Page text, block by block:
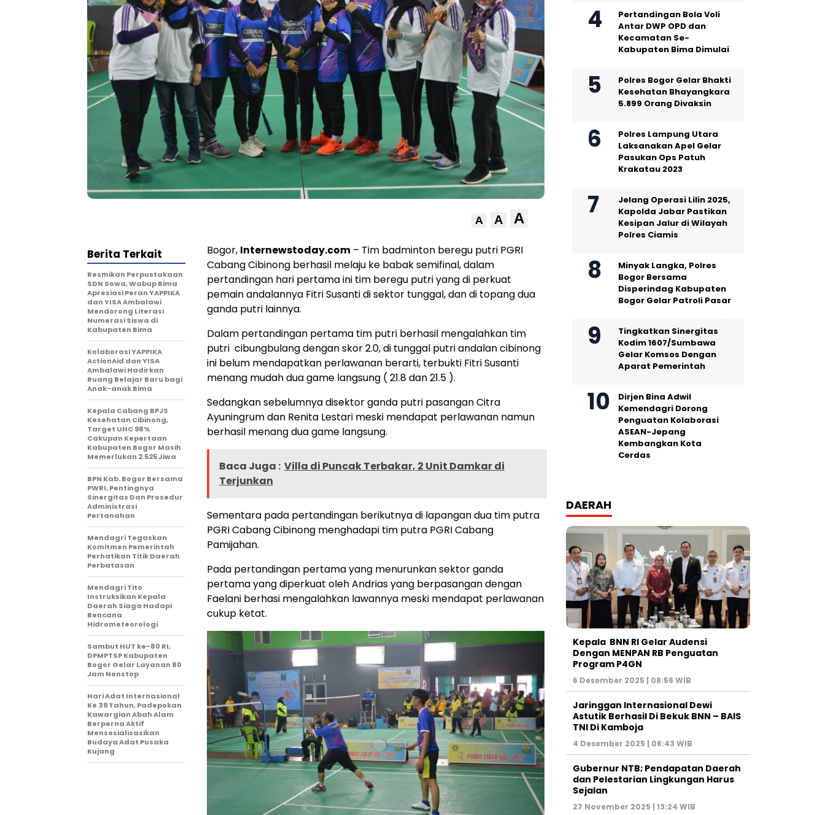
A A A
Bogor, Internewstoday.com – Tim badminton beregu putri PGRI
Cabang Cibinong berhasil melaju ke babak semifinal, dalam
pertandingan hari pertama ini tim beregu putri yang di perkuat
pemain andalannya Fitri Susanti di sektor tunggal, dan di topang dua
ganda putri lainnya.
Dalam pertandingan pertama tim putri berhasil mengalahkan tim
putri cibungbulang dengan skor 2.0, di tunggal putri andalan cibinong
ini belum mendapatkan perlawanan berarti, terbukti Fitri Susanti
menang mudah dua game langsung ( 21.8 dan 21.5 ).
Sedangkan sebelumnya disektor ganda putri pasangan Citra
Ayuningrum dan Renita Lestari meski mendapat perlawanan namun
berhasil menang dua game langsung.
Baca Juga : Villa di Puncak Terbakar, 2 Unit Damkar di
Terjunkan
Sementara pada pertandingan berikutnya di lapangan dua tim putra
PGRI Cabang Cibinong menghadapi tim putra PGRI Cabang
Pamijahan.
Pada pertandingan pertama yang menurunkan sektor ganda
pertama yang diperkuat oleh Andrias yang berpasangan dengan
Faelani berhasi mengalahkan lawannya meski mendapat perlawanan
cukup ketat.
Berita Terkait
Resmikan Perpustakaan
SDN Sowa, Wabup Bima
Apresiasi Peran YAPPIKA
dan YISA Ambalawi
Mendorong Literasi
Numerasi Siswa di
Kabupaten Bima
Kolaborasi YAPPIKA
ActionAid dan YISA
Ambalawi Hadirkan
Ruang Belajar Baru bagi
Anak-anak Bima
Kepala Cabang BPJS
Kesehatan Cibinong,
Target UHC 98%
Cakupan Kepertaan
Kabupaten Bogor Masih
Memerlukan 2.525 Jiwa
BPN Kab. Bogor Bersama
PWRI, Pentingnya
Sinergitas Dan Prosedur
Administrasi
Pertanahan
Mendagri Tegaskan
Komitmen Pemerintah
Perhatikan Titik Daerah
Perbatasan
Mendagri Tito
Instruksikan Kepala
Daerah Siaga Hadapi
Bencana
Hidrometeorologi
Sambut HUT ke-80 RI,
DPMPTSP Kabupaten
Bogor Gelar Layanan 80
Jam Nonstop
Hari Adat Internasional
Ke 39 Tahun, Padepokan
Kawargian Abah Alam
Berperna Aktif
Mensosialisasikan
Budaya Adat Pusaka
Kujang
Pertandingan Bola Voli
Antar DWP OPD dan
Kecamatan Se-
Kabupaten Bima Dimulai
Polres Bogor Gelar Bhakti
Kesehatan Bhayangkara
5.899 Orang Divaksin
Polres Lampung Utara
Laksanakan Apel Gelar
Pasukan Ops Patuh
Krakatau 2023
Jelang Operasi Lilin 2025,
Kapolda Jabar Pastikan
Kesipan Jalur di Wilayah
Polres Ciamis
Minyak Langka, Polres
Bogor Bersama
Disperindag Kabupaten
Bogor Gelar Patroli Pasar
Tingkatkan Sinergitas
Kodim 1607/Sumbawa
Gelar Komsos Dengan
Aparat Pemerintah
Dirjen Bina Adwil
Kemendagri Dorong
Penguatan Kolaborasi
ASEAN-Jepang
Kembangkan Kota
Cerdas
DAERAH
Kepala BNN RI Gelar Audensi
Dengan MENPAN RB Penguatan
Program P4GN
6 Desember 2025 | 08:56 WIB
Jaringgan Internasional Dewi
Astutik Berhasil Di Bekuk BNN – BAIS
TNI Di Kamboja
4 Desember 2025 | 06:43 WIB
Gubernur NTB; Pendapatan Daerah
dan Pelestarian Lingkungan Harus
Sejalan
27 November 2025 | 13:24 WIB